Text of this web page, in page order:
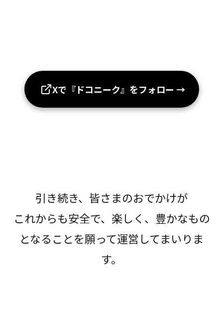
Xで『ドコニーク』をフォロー →
引き続き、皆さまのおでかけが
これからも安全で、楽しく、豊かなもの
となることを願って運営してまいりま
す。